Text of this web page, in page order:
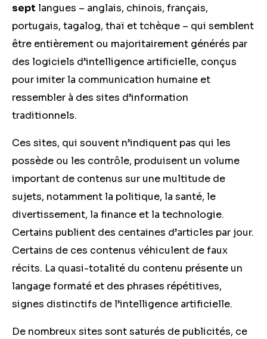
sept langues – anglais, chinois, français,
portugais, tagalog, thaï et tchèque – qui semblent
être entièrement ou majoritairement générés par
des logiciels d’intelligence artificielle, conçus
pour imiter la communication humaine et
ressembler à des sites d’information
traditionnels.
Ces sites, qui souvent n’indiquent pas qui les
possède ou les contrôle, produisent un volume
important de contenus sur une multitude de
sujets, notamment la politique, la santé, le
divertissement, la finance et la technologie.
Certains publient des centaines d’articles par jour.
Certains de ces contenus véhiculent de faux
récits. La quasi-totalité du contenu présente un
langage formaté et des phrases répétitives,
signes distinctifs de l’intelligence artificielle.
De nombreux sites sont saturés de publicités, ce